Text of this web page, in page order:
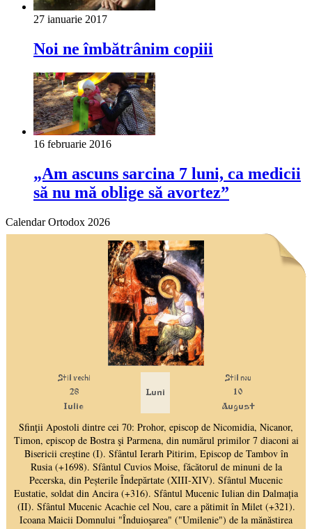
27 ianuarie 2017
Noi ne îmbătrânim copiii
16 februarie 2016
„Am ascuns sarcina 7 luni, ca medicii
să nu mă oblige să avortez”
Calendar Ortodox 2026